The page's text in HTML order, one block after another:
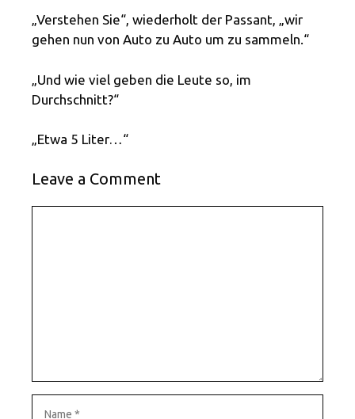
„Verstehen Sie“, wiederholt der Passant, „wir
gehen nun von Auto zu Auto um zu sammeln.“
„Und wie viel geben die Leute so, im
Durchschnitt?“
„Etwa 5 Liter…“
Leave a Comment